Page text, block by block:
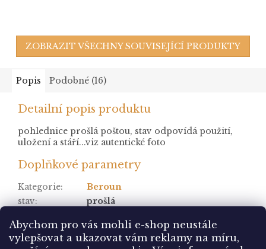
Abychom pro vás mohli e-shop neustále
vylepšovat a ukazovat vám reklamy na míru,
ZOBRAZIT VŠECHNY SOUVISEJÍCÍ PRODUKTY
Popis Podobné (16)
Detailní popis produktu
pohlednice prošlá poštou, stav odpovídá použití,
uložení a stáří...viz autentické foto
Doplňkové parametry
Kategorie:
Beroun
stav:
prošlá